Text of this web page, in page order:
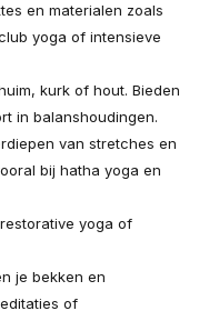
en materialen zoals
yoga of intensieve
kurk of hout. Bieden
in balanshoudingen.
van stretches en
bij hatha yoga en
yoga of
je bekken en
of